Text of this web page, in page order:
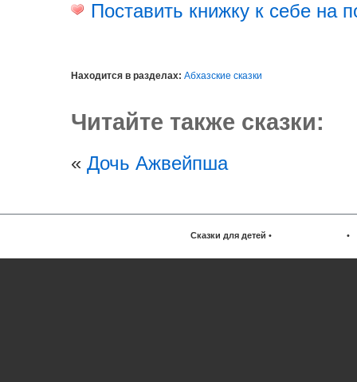
Поставить книжку к себе на
Находится в разделах: Абхазские сказки
Читайте также сказки:
« Дочь Ажвейпша
Сказки для детей • •